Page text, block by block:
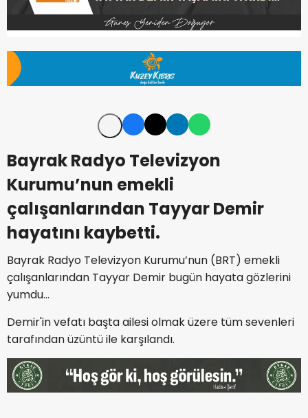
Bayrak Radyo Televizyon
Kurumu’nun emekli
çalışanlarından Tayyar Demir
hayatını kaybetti.
Bayrak Radyo Televizyon Kurumu’nun (BRT) emekli
çalışanlarından Tayyar Demir bugün hayata gözlerini
yumdu…
Demir'in vefatı başta ailesi olmak üzere tüm sevenleri
tarafından üzüntü ile karşılandı.